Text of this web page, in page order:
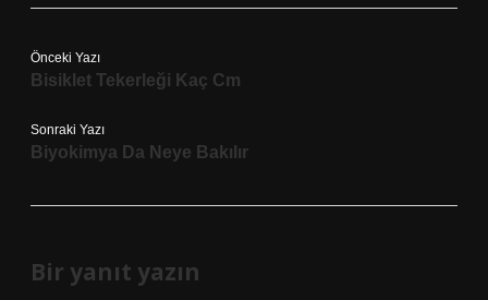
Önceki Yazı
Bisiklet Tekerleği Kaç Cm
Sonraki Yazı
Biyokimya Da Neye Bakılır
Bir yanıt yazın